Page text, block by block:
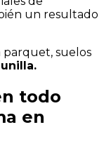
un resultado
parquet, suelos
todo
en